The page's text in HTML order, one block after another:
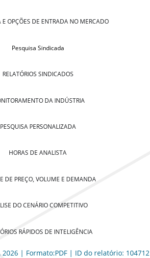
E OPÇÕES DE ENTRADA NO MERCADO
Pesquisa Sindicada
RELATÓRIOS SINDICADOS
DA INDÚSTRIA
PESQUISA PERSONALIZADA
HORAS DE ANALISTA
DE PREÇO, VOLUME E DEMANDA
DO CENÁRIO COMPETITIVO
RÁPIDOS DE INTELIGÊNCIA
2026 | Formato:PDF | ID do relatório: 104712